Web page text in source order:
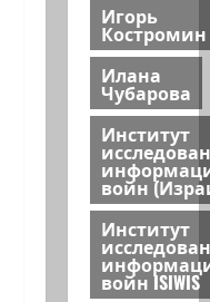
Игорь
Костромин
Илана
Чубарова
Институт
войн
Институт
войн ISIWIS